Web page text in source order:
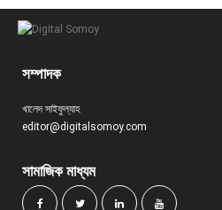
সম্পাদক
খালেদ সাইফুল্যাহ
editor@digitalsomoy.com
সামাজিক মাধ্যম